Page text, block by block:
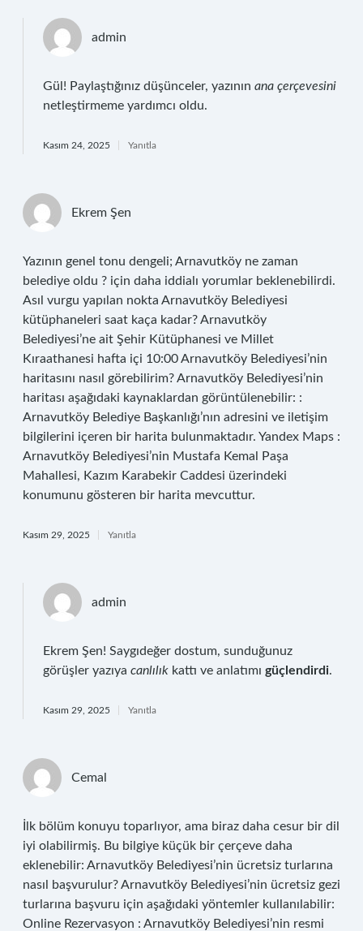
admin
Gül! Paylaştığınız düşünceler, yazının ana çerçevesini
netleştirmeme yardımcı oldu.
Kasım 24, 2025 Yanıtla
Ekrem Şen
Yazının genel tonu dengeli; Arnavutköy ne zaman
belediye oldu ? için daha iddialı yorumlar beklenebilirdi.
Asıl vurgu yapılan nokta Arnavutköy Belediyesi
kütüphaneleri saat kaça kadar? Arnavutköy
Belediyesi’ne ait Şehir Kütüphanesi ve Millet
Kıraathanesi hafta içi 10:00 Arnavutköy Belediyesi’nin
haritasını nasıl görebilirim? Arnavutköy Belediyesi’nin
haritası aşağıdaki kaynaklardan görüntülenebilir: :
Arnavutköy Belediye Başkanlığı’nın adresini ve iletişim
bilgilerini içeren bir harita bulunmaktadır. Yandex Maps :
Arnavutköy Belediyesi’nin Mustafa Kemal Paşa
Mahallesi, Kazım Karabekir Caddesi üzerindeki
konumunu gösteren bir harita mevcuttur.
Kasım 29, 2025 Yanıtla
admin
Ekrem Şen! Saygıdeğer dostum, sunduğunuz
görüşler yazıya canlılık kattı ve anlatımı güçlendirdi.
Kasım 29, 2025 Yanıtla
Cemal
İlk bölüm konuyu toparlıyor, ama biraz daha cesur bir dil
iyi olabilirmiş. Bu bilgiye küçük bir çerçeve daha
eklenebilir: Arnavutköy Belediyesi’nin ücretsiz turlarına
nasıl başvurulur? Arnavutköy Belediyesi’nin ücretsiz gezi
turlarına başvuru için aşağıdaki yöntemler kullanılabilir:
Online Rezervasyon : Arnavutköy Belediyesi’nin resmi